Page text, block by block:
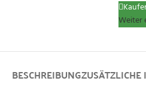
Weiter
BESCHREIBUNG